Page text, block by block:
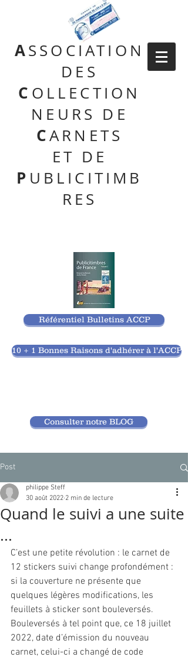
ASSOCIATION
DES
C OLLECTION
NEURS DE
CARNETS
ET DE
P UBLICITIMB
RES
Référentiel Bulletins ACCP
10 + 1 Bonnes Raisons d'adhérer à l'ACCP
Consulter notre BLOG
Post
Quand le suivi a une suite
...
philippe Steff
30 août 2022 2 min de lecture
C’est une petite révolution : le carnet de
12 stickers suivi change profondément :
si la couverture ne présente que
quelques légères modifications, les
feuillets à sticker sont bouleversés.
Bouleversés à tel point que, ce 18 juillet
2022, date d’émission du nouveau
carnet, celui-ci a changé de code